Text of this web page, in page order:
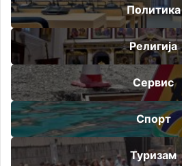
Политика
Религија
Сервис
Спорт
Туризам